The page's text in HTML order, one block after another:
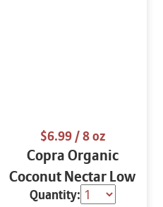
$6.99/ 8 oz
Copra Organic
Coconut Nectar Low
Glycemic
Quantity: